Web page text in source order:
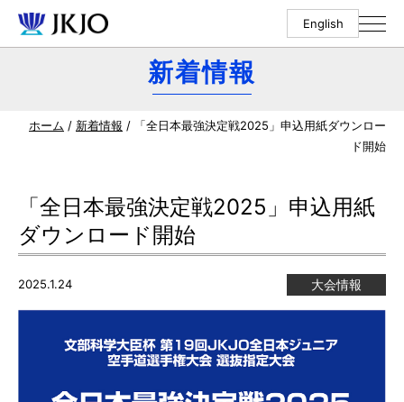
English
新着情報
ホーム / 新着情報 / 「全日本最強決定戦2025」申込用紙ダウンロー
ド開始
「全日本最強決定戦2025」申込用紙
ダウンロード開始
2025.1.24 大会情報